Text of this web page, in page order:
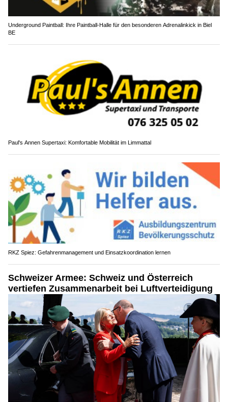
Underground Paintball: Ihre Paintball-Halle für den besonderen Adrenalinkick in Biel
BE
Paul's Annen Supertaxi: Komfortable Mobilität im Limmattal
RKZ Spiez: Gefahrenmanagement und Einsatzkoordination lernen
Schweizer Armee: Schweiz und Österreich
vertiefen Zusammenarbeit bei Luftverteidigung